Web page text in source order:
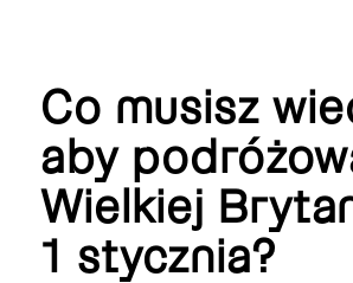
Co musisz
aby
Wielkiej
1 stycznia?